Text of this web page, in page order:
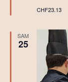
CHF23.13
SAM
25